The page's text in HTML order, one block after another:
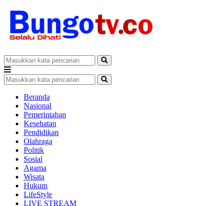
Beranda
Nasional
Pemerintahan
Kesehatan
Pendidikan
Olahraga
Politik
Sosial
Agama
Wisata
Hukum
LifeStyle
LIVE STREAM